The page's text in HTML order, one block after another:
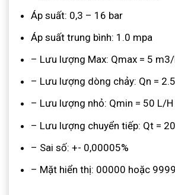
Áp suất: 0,3 – 16 bar
Áp suất trung bình: 1.0 mpa
– Lưu lượng Max: Qmax = 5
– Lưu lượng dòng chảy: Qn =
– Lưu lượng nhỏ: Qmin = 50 L/H
– Lưu lượng chuyển tiếp: Qt =
– Sai số: +- 0,00005%
– Mặt hiển thị: 00000 hoặc